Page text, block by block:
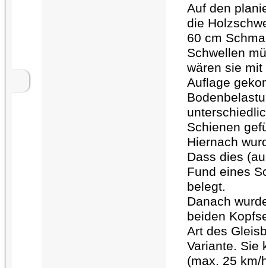
Auf den
die
60 cm
Schwellen
wären sie
Auflage
Schienen
Hiernach
Dass dies (
Fund eines
belegt.
Danach
beiden
Art des
Variante. Sie
(max. 25 km/